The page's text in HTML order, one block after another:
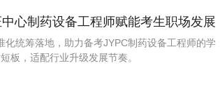
心制药设备工程师赋能考生职场发展
统筹落地，助力备考JYPC制药设备工程师的学
板，适配行业升级发展节奏。